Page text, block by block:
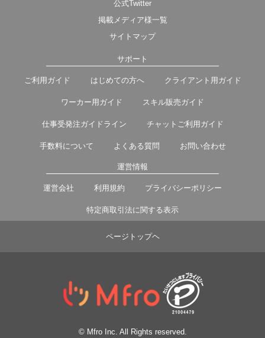
公式Twitter
掲載メディア様一覧
サイトマップ
サポート
ご利用ガイド はじめての方へ クライアント用ガイド
ワーカー用ガイド スキル販売ガイド
仕事受発注ガイドライン チャットご利用ガイド
手数料について よくある質問 お問い合わせ
運営情報
運営会社 利用規約 プライバシーポリシー
特定商取引法に関する表示
ページトップヘ
© Mfro Inc. All Rights reserved.